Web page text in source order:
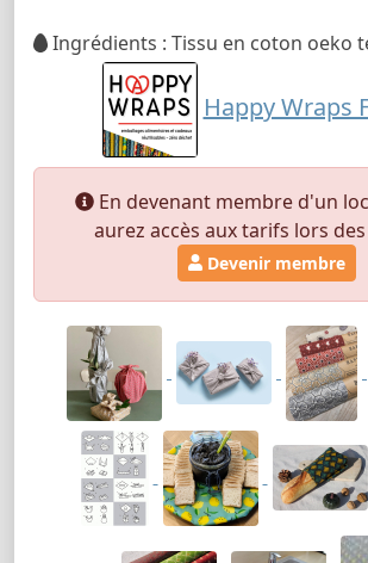
Ingrédients : Tissu en coton oeko
Happy Wraps
En devenant membre d'un
aurez accès aux tarifs lors
Devenir membre